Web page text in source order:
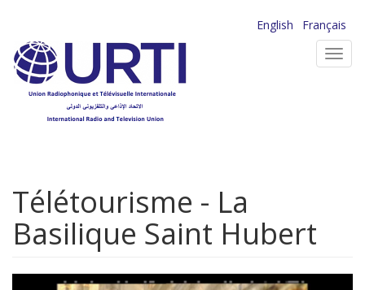
contenu
principal
English
Français
Télétourisme - La
Basilique Saint Hubert